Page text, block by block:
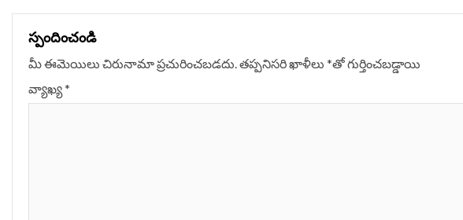
స్పందించండి
మీ ఈమెయిలు చిరునామా ప్రచురించబడదు.తప్పనిసరి ఖాళీలు *‌తో గుర్తించబడ్డాయి
వ్యాఖ్య*